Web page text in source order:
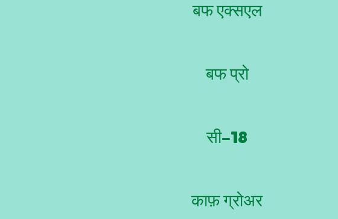
बफ एक्सएल
बफ प्रो
सी-18
काफ़ ग्रोअर